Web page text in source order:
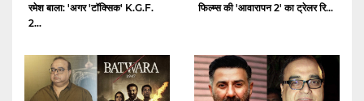
रमेश बाला: 'अगर 'टॉक्सिक' K.G.F.
2...
फिल्म्स की 'आवारापन 2' का ट्रेलर रि...